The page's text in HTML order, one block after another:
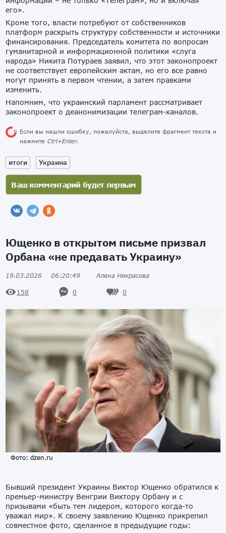
его».
Кроме того, власти потребуют от собственников
платформ раскрыть структуру собственности и источники
финансирования. Председатель комитета по вопросам
гуманитарной и информационной политики «слуга
народа» Никита Потураев заявил, что этот законопроект
не соответствует европейским актам, но его все равно
могут принять в первом чтении, а затем правками
изменить.
Напомним, что украинский парламент рассматривает
законопроект о деанонимизации телеграм-каналов.
Если вы нашли ошибку, пожалуйста, выделите фрагмент текста и
нажмите Ctrl+Enter.
итоги Украина
Ющенко в открытом письме призвал
Орбана «не предавать Украину»
19.03.2026 06:20:49 Алена Некрасова
158 0 0
Фото: dzen.ru
Бывший президент Украины Виктор Ющенко обратился к
премьер-министру Венгрии Виктору Орбану и с
призывами «быть тем лидером, которого когда-то
уважал мир». К своему заявлению Ющенко прикрепил
совместное фото, сделанное в предыдущие годы: